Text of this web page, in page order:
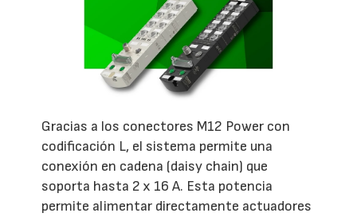
Gracias a los conectores M12 Power con
codificación L, el sistema permite una
conexión en cadena (daisy chain) que
soporta hasta 2 x 16 A. Esta potencia
permite alimentar directamente actuadores